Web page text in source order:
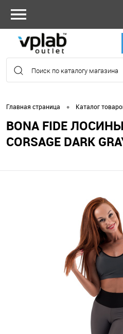
Главная страница • Каталог
BONA FIDE
CORSAGE DARK